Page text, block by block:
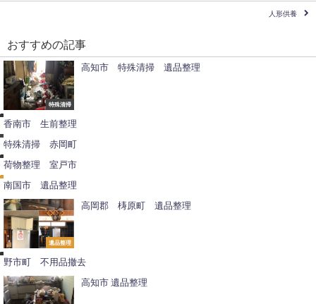
人形供養
おすすめの記事
特殊清掃
高知市 特殊清掃 遺品整理
香南市 生前整理
特殊清掃 赤岡町
荷物整理 室戸市
南国市 遺品整理
遺品整理
高岡郡 梼原町 遺品整理
野市町 不用品撤去
高知市 遺品整理